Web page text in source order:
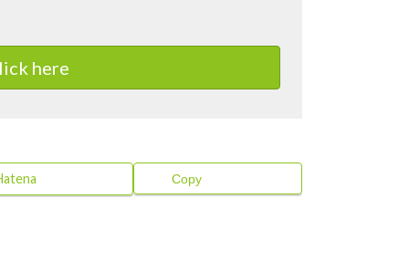
here
Copy